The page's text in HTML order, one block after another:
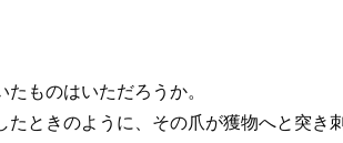
ものはいただろうか。
ときのように、その爪が獲物へと突き刺